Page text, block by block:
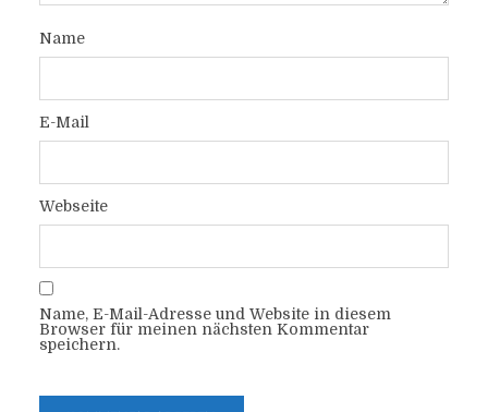
Name
E-Mail
Webseite
Name, E-Mail-Adresse und Website in diesem
Browser für meinen nächsten Kommentar
speichern.